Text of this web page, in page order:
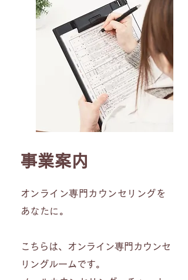
事業案内
オンライン専門カウンセリングを
あなたに。
こちらは、オンライン専門カウンセ
リングルームです。